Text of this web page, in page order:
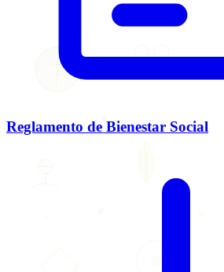
Reglamento de Bienestar Social